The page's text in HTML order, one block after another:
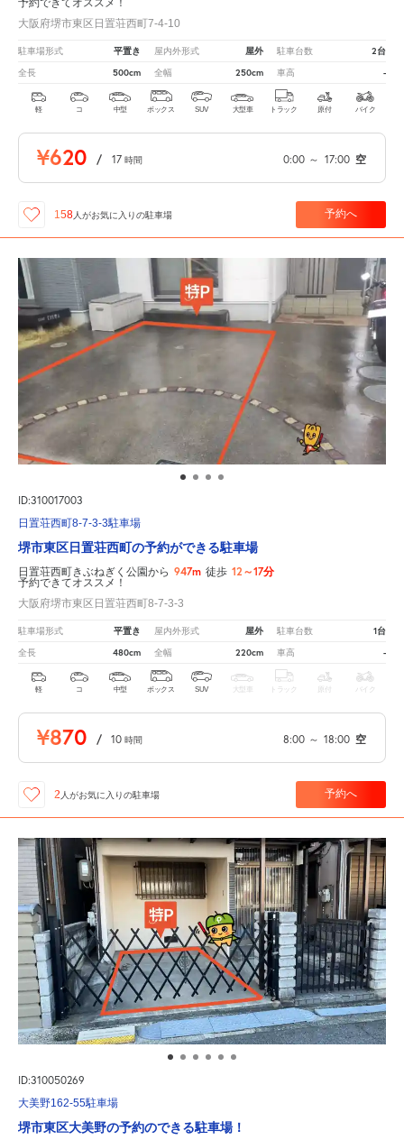
予約できてオススメ！
大阪府堺市東区日置荘西町7-4-10
駐車場形式 平置き 屋内外形式 屋外 駐車台数 2台
全長 500cm 全幅 250cm 車高 -
軽 コ 中型 ボックス SUV 大型車 トラック 原付 バイク
¥620 / 17 時間 0:00 ～ 17:00 空
158 人がお気に入りの駐車場 予約へ
ID:310017003
日置荘西町8-7-3-3駐車場
堺市東区日置荘西町の予約ができる駐車場
日置荘西町きぶねぎく公園から 947m 徒歩 12～17分
予約できてオススメ！
大阪府堺市東区日置荘西町8-7-3-3
駐車場形式 平置き 屋内外形式 屋外 駐車台数 1台
全長 480cm 全幅 220cm 車高 -
軽 コ 中型 ボックス SUV 大型車 トラック 原付 バイク
¥870 / 10 時間 8:00 ～ 18:00 空
2 人がお気に入りの駐車場 予約へ
ID:310050269
大美野162-55駐車場
堺市東区大美野の予約のできる駐車場！